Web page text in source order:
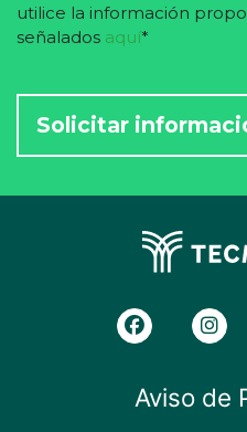
utilice la información
señalados aquí*
Aviso de